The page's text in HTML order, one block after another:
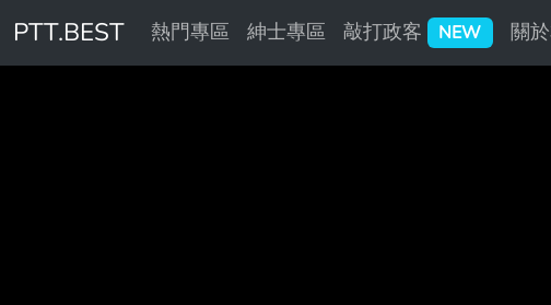
PTT.BEST 熱門專區 紳士專區 敲打政客 NEW 關